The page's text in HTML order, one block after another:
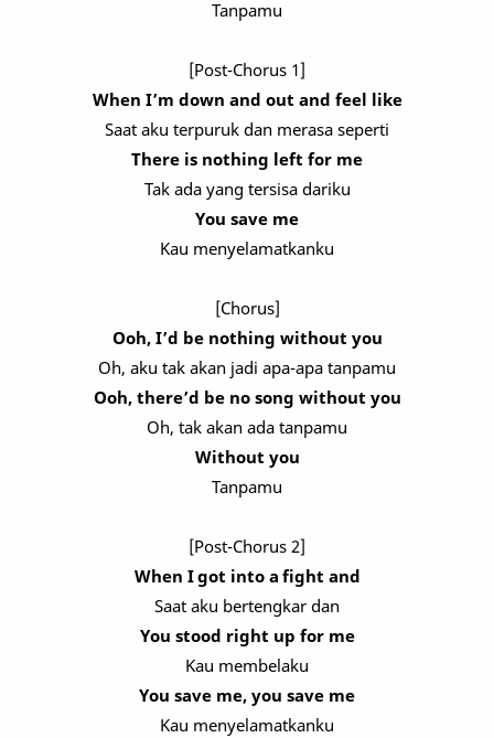
Tanpamu
[Post-Chorus 1]
When I’m down and out and feel like
Saat aku terpuruk dan merasa seperti
There is nothing left for me
Tak ada yang tersisa dariku
You save me
Kau menyelamatkanku
[Chorus]
Ooh, I’d be nothing without you
Oh, aku tak akan jadi apa-apa tanpamu
Ooh, there’d be no song without you
Oh, tak akan ada tanpamu
Without you
Tanpamu
[Post-Chorus 2]
When I got into a fight and
Saat aku bertengkar dan
You stood right up for me
Kau membelaku
You save me, you save me
Kau menyelamatkanku